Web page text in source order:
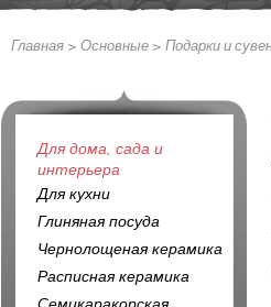
Главная > Основные > Подарки и
Для дома, сада и
интерьера
Для кухни
Глиняная посуда
Чернолощеная керамика
Расписная керамика